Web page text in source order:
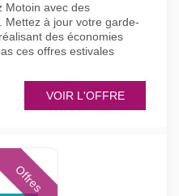
Motoin avec des
Mettez à jour votre garde-
des économies
ces offres estivales
VOIR L'OFFRE
Offres